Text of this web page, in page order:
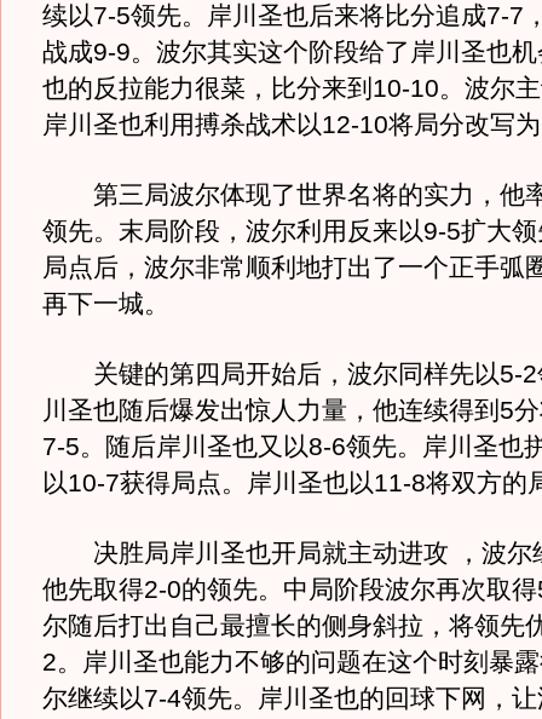
续以7-5领先。岸川圣也后来将比分追成7-7
战成9-9。波尔其实这个阶段给了岸川圣也
也的反拉能力很菜，比分来到10-10。波尔
岸川圣也利用搏杀战术以12-10将局分改写
第三局波尔体现了世界名将的实力，他
领先。末局阶段，波尔利用反来以9-5扩大
局点后，波尔非常顺利地打出了一个正手弧
再下一城。
关键的第四局开始后，波尔同样先以5-2
川圣也随后爆发出惊人力量，他连续得到5
7-5。随后岸川圣也又以8-6领先。岸川圣也
以10-7获得局点。岸川圣也以11-8将双方的
决胜局岸川圣也开局就主动进攻 ，波尔
他先取得2-0的领先。中局阶段波尔再次取
尔随后打出自己最擅长的侧身斜拉，将领先
2。岸川圣也能力不够的问题在这个时刻暴
尔继续以7-4领先。岸川圣也的回球下网，